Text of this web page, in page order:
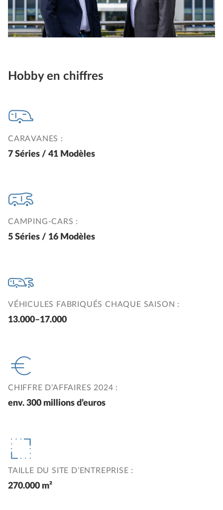
Hobby en chiffres
CARAVANES :
7 Séries / 41 Modèles
CAMPING-CARS :
5 Séries / 16 Modèles
VÉHICULES FABRIQUÉS CHAQUE SAISON :
13.000–17.000
CHIFFRE D’AFFAIRES 2024 :
env. 300 millions d’euros
TAILLE DU SITE D’ENTREPRISE :
270.000 m²